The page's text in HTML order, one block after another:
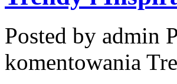
Posted by admin
komentowania